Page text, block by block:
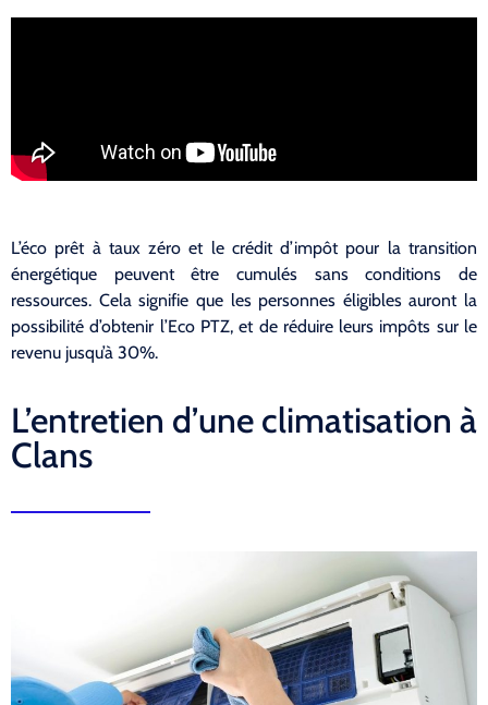
L’éco prêt à taux zéro et le crédit d’impôt pour la transition
énergétique peuvent être cumulés sans conditions de
ressources. Cela signifie que les personnes éligibles auront la
possibilité d’obtenir l’Eco PTZ, et de réduire leurs impôts sur le
revenu jusqu’à 30%.
L’entretien d’une climatisation à
Clans